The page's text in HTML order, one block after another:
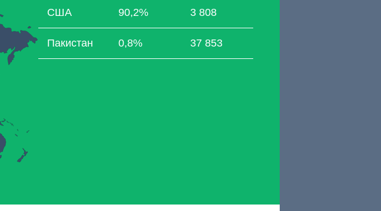
США 90,2% 3 808
Пакистан 0,8% 37 853